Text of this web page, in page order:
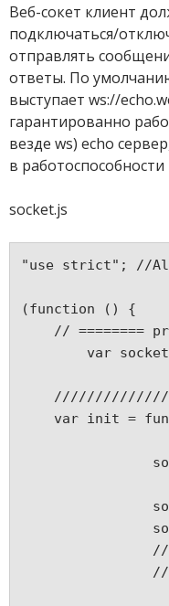
Веб-сокет клиент
подключаться/
отправлять
ответы. По
выступает ws://
гарантированно
везде ws) echo
в
socket.js
"use strict"; //All
(function () {
// ========
var
var init =